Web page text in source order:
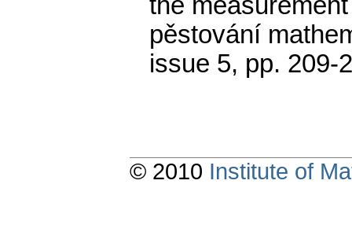
pěstování
issue 5, pp. 209-
© 2010 Institute of